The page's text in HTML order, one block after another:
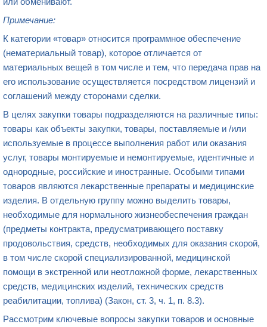
Примечание:
К категории «товар» относится программное обеспечение
(нематериальный товар), которое отличается от
материальных вещей в том числе и тем, что передача прав на
его использование осуществляется посредством лицензий и
соглашений между сторонами сделки.
В целях закупки товары подразделяются на различные типы:
товары как объекты закупки, товары, поставляемые и /или
используемые в процессе выполнения работ или оказания
услуг, товары монтируемые и немонтируемые, идентичные и
однородные, российские и иностранные. Особыми типами
товаров являются лекарственные препараты и медицинские
изделия. В отдельную группу можно выделить товары,
необходимые для нормального жизнеобеспечения граждан
(предметы контракта, предусматривающего поставку
продовольствия, средств, необходимых для оказания скорой,
в том числе скорой специализированной, медицинской
помощи в экстренной или неотложной форме, лекарственных
средств, медицинских изделий, технических средств
реабилитации, топлива) (Закон, ст. 3, ч. 1, п. 8.3).
Рассмотрим ключевые вопросы закупки товаров и основные